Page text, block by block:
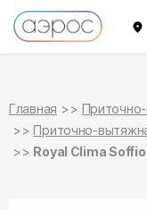
Главная
Приточно-
Royal Clima
в наличии
в наличии
в наличии
в наличии
в наличии
в наличии
в наличии